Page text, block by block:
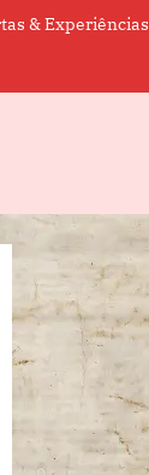
& Experiências